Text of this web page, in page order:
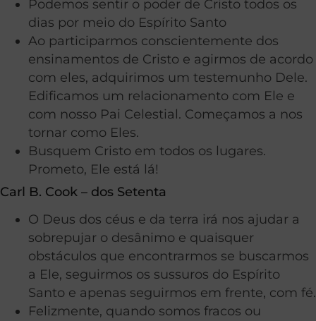
Podemos sentir o poder de Cristo todos os
dias por meio do Espírito Santo
Ao participarmos conscientemente dos
ensinamentos de Cristo e agirmos de acordo
com eles, adquirimos um testemunho Dele.
Edificamos um relacionamento com Ele e
com nosso Pai Celestial. Começamos a nos
tornar como Eles.
Busquem Cristo em todos os lugares.
Prometo, Ele está lá!
Carl B. Cook – dos Setenta
O Deus dos céus e da terra irá nos ajudar a
sobrepujar o desânimo e quaisquer
obstáculos que encontrarmos se buscarmos
a Ele, seguirmos os sussuros do Espírito
Santo e apenas seguirmos em frente, com fé.
Felizmente, quando somos fracos ou